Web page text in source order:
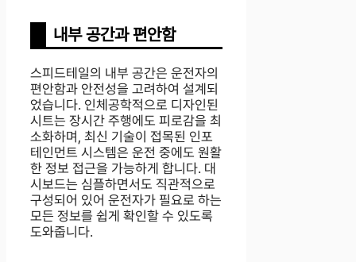
내부 공간과 편안함
스피드테일의 내부 공간은 운전자의
편안함과 안전성을 고려하여 설계되
었습니다. 인체공학적으로 디자인된
시트는 장시간 주행에도 피로감을 최
소화하며, 최신 기술이 접목된 인포
테인먼트 시스템은 운전 중에도 원활
한 정보 접근을 가능하게 합니다. 대
시보드는 심플하면서도 직관적으로
구성되어 있어 운전자가 필요로 하는
모든 정보를 쉽게 확인할 수 있도록
도와줍니다.